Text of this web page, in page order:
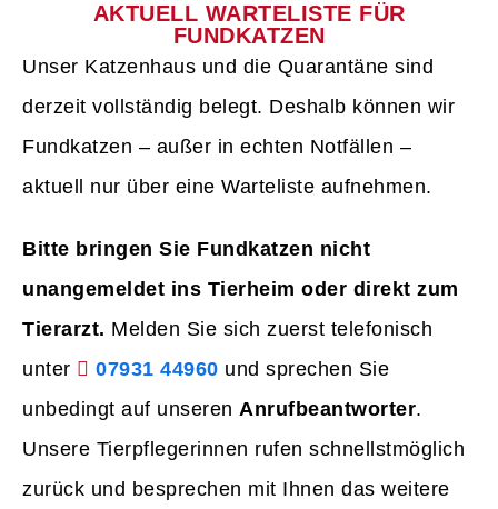
AKTUELL WARTELISTE FÜR
FUNDKATZEN
Unser Katzenhaus und die Quarantäne sind
derzeit vollständig belegt. Deshalb können wir
Fundkatzen – außer in echten Notfällen –
aktuell nur über eine Warteliste aufnehmen.
Bitte bringen Sie Fundkatzen nicht
unangemeldet ins Tierheim oder direkt zum
Tierarzt. Melden Sie sich zuerst telefonisch
unter
07931 44960 und sprechen Sie
unbedingt auf unseren Anrufbeantworter.
Unsere Tierpflegerinnen rufen schnellstmöglich
zurück und besprechen mit Ihnen das weitere